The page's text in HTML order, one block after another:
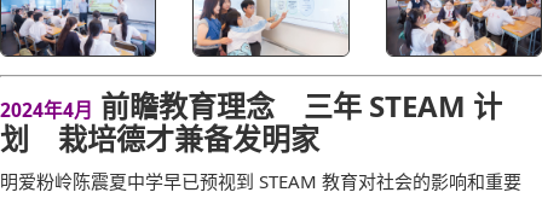
2024年4月 前瞻教育理念 三年 STEAM 计
划 栽培德才兼备发明家
明爱粉岭陈震夏中学早已预视到 STEAM 教育对社会的影响和重要